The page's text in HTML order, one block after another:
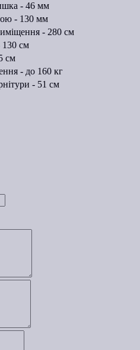
- 46 мм
- 130 мм
- 280 см
130 см
см
- до 160 кг
- 51 см